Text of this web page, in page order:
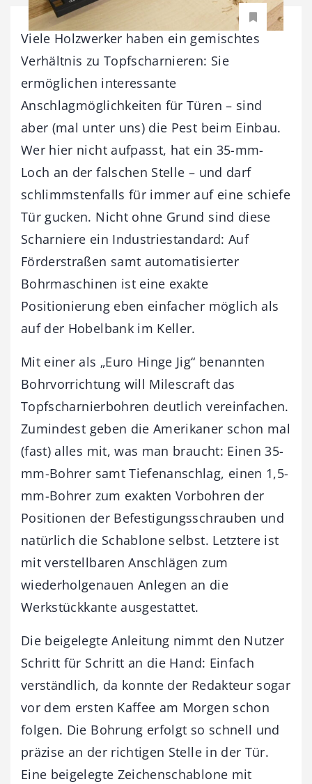
Viele Holzwerker haben ein gemischtes
Verhältnis zu Topfscharnieren: Sie
ermöglichen interessante
Anschlagmöglichkeiten für Türen – sind
aber (mal unter uns) die Pest beim Einbau.
Wer hier nicht aufpasst, hat ein 35-mm-
Loch an der falschen Stelle – und darf
schlimmstenfalls für immer auf eine schiefe
Tür gucken. Nicht ohne Grund sind diese
Scharniere ein Industriestandard: Auf
Förderstraßen samt automatisierter
Bohrmaschinen ist eine exakte
Positionierung eben einfacher möglich als
auf der Hobelbank im Keller.
Mit einer als „Euro Hinge Jig“ benannten
Bohrvorrichtung will Miles­craft das
Topfscharnierbohren deutlich vereinfachen.
Zumindest geben die Amerikaner schon mal
(fast) alles mit, was man braucht: Einen 35-
mm-Bohrer samt Tiefenanschlag, einen 1,5-
mm-Bohrer zum exakten Vorbohren der
Positionen der Befestigungsschrauben und
natürlich die Schablone selbst. Letztere ist
mit verstellbaren Anschlägen zum
wiederholgenauen Anlegen an die
Werkstückkante ausgestattet.
Die beigelegte Anleitung nimmt den Nutzer
Schritt für Schritt an die Hand: Einfach
verständlich, da konnte der Redakteur sogar
vor dem ersten Kaffee am Morgen schon
folgen. Die Bohrung erfolgt so schnell und
präzise an der richtigen Stelle in der Tür.
Eine beigelegte Zeichenschablone mit